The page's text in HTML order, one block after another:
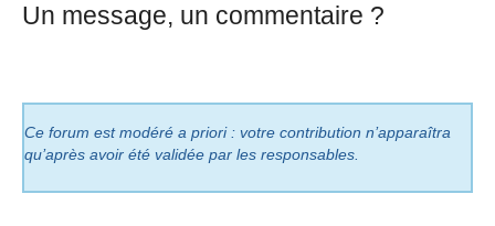
Un message, un commentaire ?
Ce forum est modéré a priori : votre contribution n’apparaîtra
qu’après avoir été validée par les responsables.